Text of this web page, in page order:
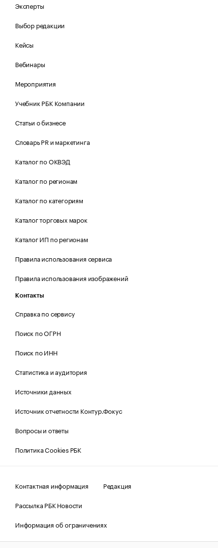
Эксперты
Выбор редакции
Кейсы
Вебинары
Мероприятия
Учебник РБК Компании
Статьи о бизнесе
Словарь PR и маркетинга
Каталог по ОКВЭД
Каталог по регионам
Каталог по категориям
Каталог торговых марок
Каталог ИП по регионам
Правила использования сервиса
Правила использования изображений
Контакты
Справка по сервису
Поиск по ОГРН
Поиск по ИНН
Статистика и аудитория
Источники данных
Источник отчетности Контур.Фокус
Вопросы и ответы
Политика Cookies РБК
Контактная информация
Редакция
Рассылка РБК Новости
Информация об ограничениях
Правовая информация
О соблюдении авторских прав